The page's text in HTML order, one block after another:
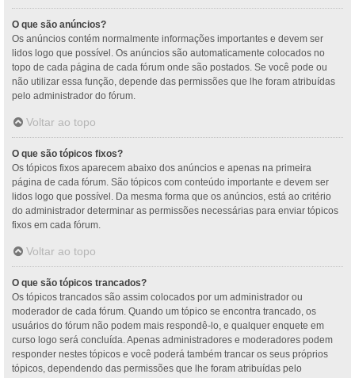
O que são anúncios?
Os anúncios contém normalmente informações importantes e devem ser
lidos logo que possível. Os anúncios são automaticamente colocados no
topo de cada página de cada fórum onde são postados. Se você pode ou
não utilizar essa função, depende das permissões que lhe foram atribuídas
pelo administrador do fórum.
Voltar ao topo
O que são tópicos fixos?
Os tópicos fixos aparecem abaixo dos anúncios e apenas na primeira
página de cada fórum. São tópicos com conteúdo importante e devem ser
lidos logo que possível. Da mesma forma que os anúncios, está ao critério
do administrador determinar as permissões necessárias para enviar tópicos
fixos em cada fórum.
Voltar ao topo
O que são tópicos trancados?
Os tópicos trancados são assim colocados por um administrador ou
moderador de cada fórum. Quando um tópico se encontra trancado, os
usuários do fórum não podem mais respondê-lo, e qualquer enquete em
curso logo será concluída. Apenas administradores e moderadores podem
responder nestes tópicos e você poderá também trancar os seus próprios
tópicos, dependendo das permissões que lhe foram atribuídas pelo